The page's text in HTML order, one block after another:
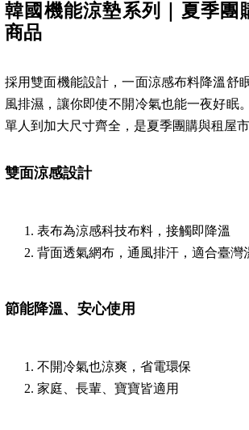
韓國機能涼墊系列｜夏季團
商品
採用雙面機能設計，一面涼感布料降溫舒
風排濕，讓你即使不開冷氣也能一夜好眠
單人到加大尺寸齊全，是夏季團購與租屋市
雙面涼感設計
表布為涼感科技布料，接觸即降溫
背面透氣網布，通風排汗，適合臺灣
節能降溫、安心使用
不開冷氣也涼爽，省電環保
家庭、長輩、寶寶皆適用